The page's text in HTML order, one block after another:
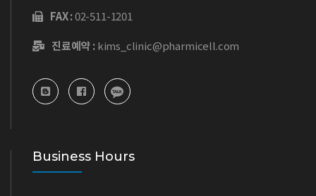
FAX :02-511-1201
진료예약 :kims_clinic@pharmicell.com
Business Hours